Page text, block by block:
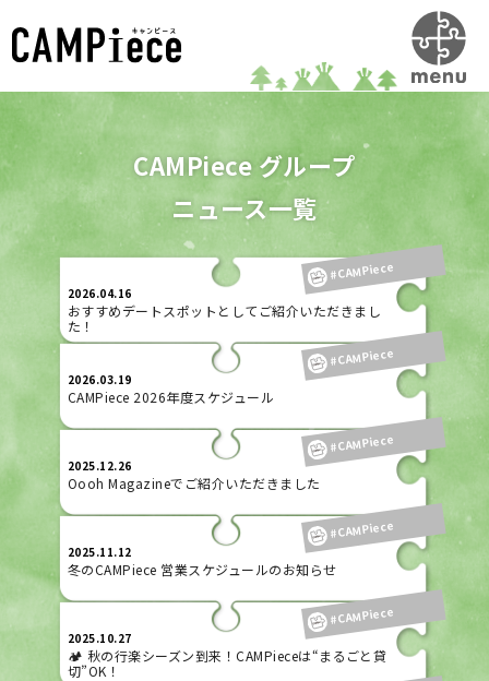
CAMPiece グループ
ニュース一覧
#CAMPiece
2026.04.16
おすすめデートスポットとしてご紹介いただきまし
た！
#CAMPiece
2026.03.19
CAMPiece 2026年度スケジュール
#CAMPiece
2025.12.26
Oooh Magazineでご紹介いただきました
#CAMPiece
2025.11.12
冬のCAMPiece 営業スケジュールのお知らせ
#CAMPiece
2025.10.27
🏕️ 秋の行楽シーズン到来！CAMPieceは“まるごと貸
切”OK！